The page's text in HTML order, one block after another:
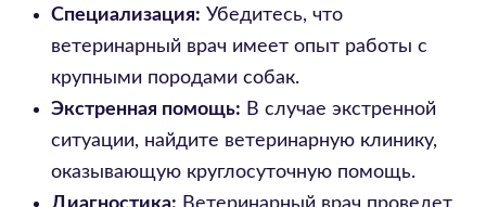
Специализация: Убедитесь, что
ветеринарный врач имеет опыт работы с
крупными породами собак.
Экстренная помощь: В случае экстренной
ситуации, найдите ветеринарную клинику,
оказывающую круглосуточную помощь.